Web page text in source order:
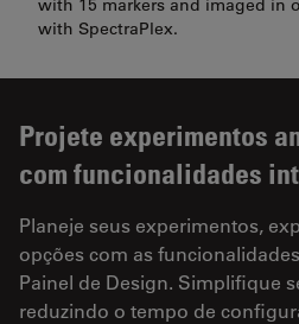
with SpectraPlex.
Projete experimentos
com funcionalidades
Planeje seus experimentos,
opções com as
Painel de Design. Simplifique
reduzindo o tempo de